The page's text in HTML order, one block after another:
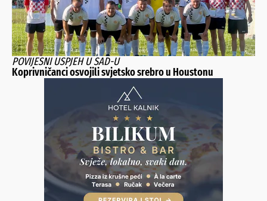
POVIJESNI USPJEH U SAD-U
Koprivničanci osvojili svjetsko srebro u Houstonu